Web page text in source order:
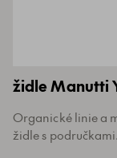
židle Manutti
Organické linie a
židle s područkami.